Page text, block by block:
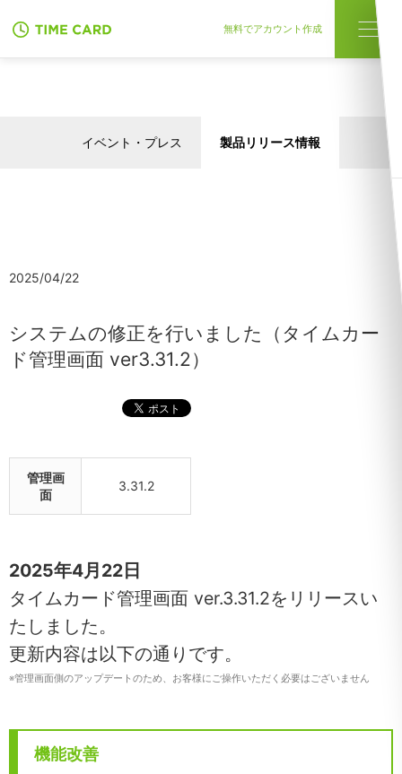
無料でアカウント作成
イベント・プレス 製品リリース情報
2025/04/22
システムの修正を行いました（タイムカー
ド管理画面 ver3.31.2）
管理画
面
3.31.2
2025年4月22日
タイムカード管理画面 ver.3.31.2をリリースい
たしました。
更新内容は以下の通りです。
※管理画面側のアップデートのため、お客様にご操作いただく必要はございません
機能改善